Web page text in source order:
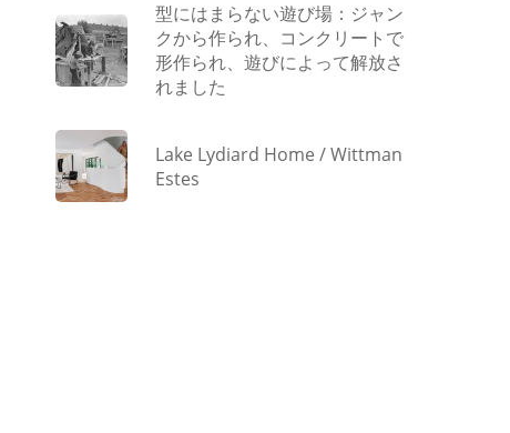
型にはまらない遊び場：ジャン
クから作られ、コンクリートで
形作られ、遊びによって解放さ
れました
Lake Lydiard Home / Wittman
Estes